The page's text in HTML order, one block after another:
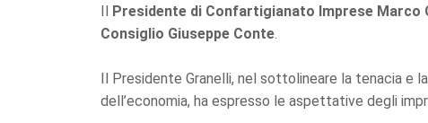
Il Presidente di Confartigianato Imprese Marco
Consiglio Giuseppe Conte.
Il Presidente Granelli, nel sottolineare la tenacia e
dell’economia, ha espresso le aspettative degli